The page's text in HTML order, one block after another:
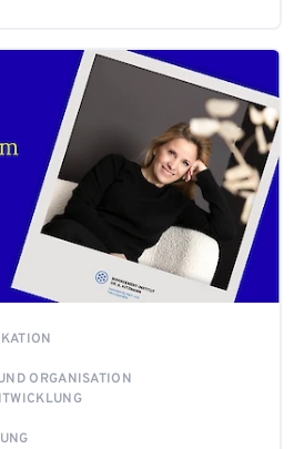
ORGANISATION